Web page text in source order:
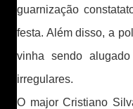
guarnização
festa. Além disso, a
vinha sendo
irregulares.
O major Cristiano